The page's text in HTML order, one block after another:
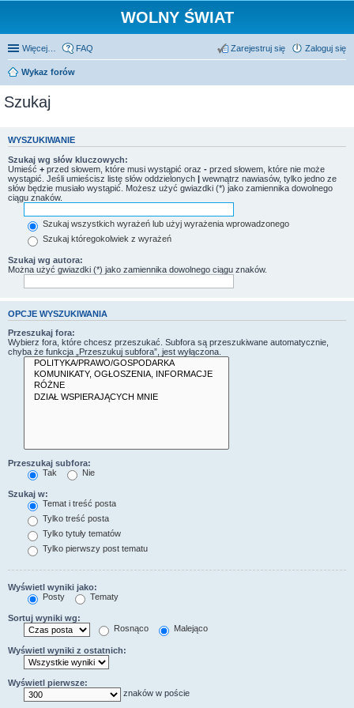
WOLNY ŚWIAT
Więcej… FAQ Zaloguj się
Zarejestruj się
Wykaz forów
Szukaj
WYSZUKIWANIE
Szukaj wg słów kluczowych:
Umieść + przed słowem, które musi wystąpić oraz - przed słowem, które nie może
wystąpić. Jeśli umieścisz listę słów oddzielonych | wewnątrz nawiasów, tylko jedno ze
słów będzie musiało wystąpić. Możesz użyć gwiazdki (*) jako zamiennika dowolnego
ciągu znaków.
Szukaj wszystkich wyrażeń lub użyj wyrażenia wprowadzonego
Szukaj któregokolwiek z wyrażeń
Szukaj wg autora:
Można użyć gwiazdki (*) jako zamiennika dowolnego ciągu znaków.
OPCJE WYSZUKIWANIA
Przeszukaj fora:
Wybierz fora, które chcesz przeszukać. Subfora są przeszukiwane automatycznie,
chyba że funkcja „Przeszukuj subfora”, jest wyłączona.
Przeszukaj subfora:
Tak
Nie
Szukaj w:
Temat i treść posta
Tylko treść posta
Tylko tytuły tematów
Tylko pierwszy post tematu
Wyświetl wyniki jako:
Posty
Tematy
Sortuj wyniki wg:
Rosnąco
Malejąco
Wyświetl wyniki z ostatnich:
Wyświetl pierwsze:
znaków w poście